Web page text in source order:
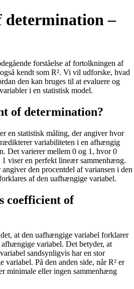
determination –
forståelse af fortolkningen af
kendt som R². Vi vil udforske, hvad
den kan bruges til at evaluere og
i en statistisk model.
of determination?
en statistisk måling, der angiver hvor
variabiliteten i en afhængig
Det varierer mellem 0 og 1, hvor 0
viser en perfekt lineær sammenhæng.
den procentdel af variansen i den
af den uafhængige variabel.
coefficient of
at den uafhængige variabel forklarer
variabel. Det betyder, at
sandsynligvis har en stor
På den anden side, når R² er
minimale eller ingen sammenhæng